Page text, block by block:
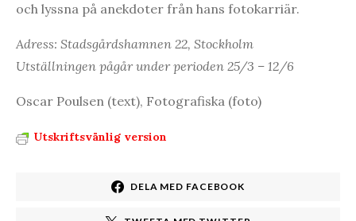
och lyssna på anekdoter från hans fotokarriär.
Adress: Stadsgårdshamnen 22, Stockholm
Utställningen pågår under perioden 25/3 – 12/6
Oscar Poulsen (text), Fotografiska (foto)
Utskriftsvänlig version
DELA MED FACEBOOK